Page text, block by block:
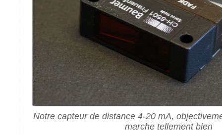
Notre capteur de distance 4-20 mA,
marche tellement bien